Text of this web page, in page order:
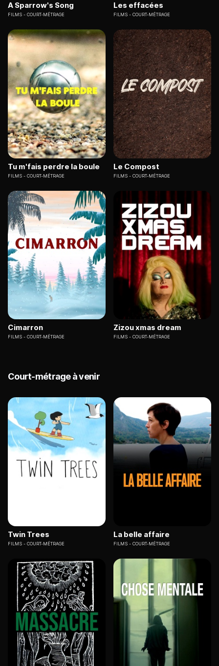
A Sparrow's Song
FILMS COURT-MÉTRAGE
Les effacées
FILMS COURT-MÉTRAGE
Tu m'fais perdre la boule
FILMS COURT-MÉTRAGE
Le Compost
FILMS COURT-MÉTRAGE
Cimarron
FILMS COURT-MÉTRAGE
Zizou xmas dream
FILMS COURT-MÉTRAGE
Court-métrage à venir
Twin Trees
FILMS COURT-MÉTRAGE
La belle affaire
FILMS COURT-MÉTRAGE